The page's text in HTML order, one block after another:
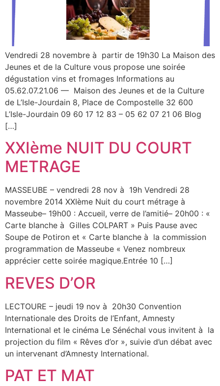
Vendredi 28 novembre à partir de 19h30 La Maison des
Jeunes et de la Culture vous propose une soirée
dégustation vins et fromages Informations au
05.62.07.21.06 — Maison des Jeunes et de la Culture
de L’Isle-Jourdain 8, Place de Compostelle 32 600
L’Isle-Jourdain 09 60 17 12 83 – 05 62 07 21 06 Blog
[…]
XXIème NUIT DU COURT
METRAGE
MASSEUBE – vendredi 28 nov à 19h Vendredi 28
novembre 2014 XXIème Nuit du court métrage à
Masseube– 19h00 : Accueil, verre de l’amitié– 20h00 : «
Carte blanche à Gilles COLPART » Puis Pause avec
Soupe de Potiron et « Carte blanche à la commission
programmation de Masseube « Venez nombreux
apprécier cette soirée magique.Entrée 10 […]
REVES D’OR
LECTOURE – jeudi 19 nov à 20h30 Convention
Internationale des Droits de l’Enfant, Amnesty
International et le cinéma Le Sénéchal vous invitent à la
projection du film « Rêves d’or », suivie d’un débat avec
un intervenant d’Amnesty International.
PAT ET MAT